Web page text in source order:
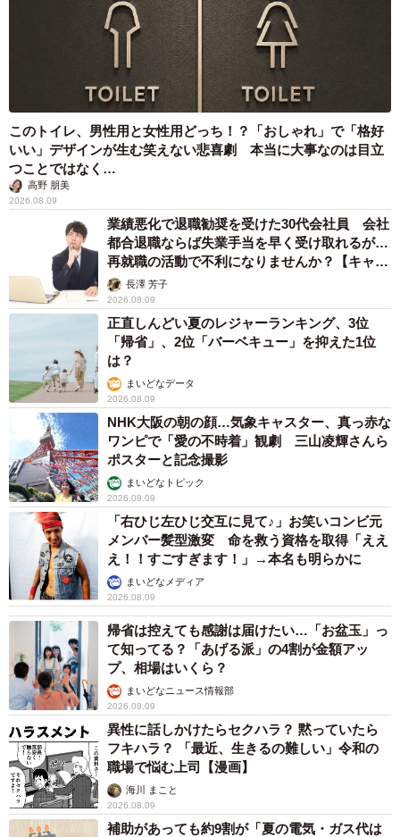
このトイレ、男性用と女性用どっち！？「おしゃれ」で「格好
いい」デザインが生む笑えない悲喜劇 本当に大事なのは目立
つことではなく…
高野 朋美
2026.08.09
業績悪化で退職勧奨を受けた30代会社員 会社
都合退職ならば失業手当を早く受け取れるが…
再就職の活動で不利になりませんか？【キャリ
アカウンセラーが解説】
長澤 芳子
2026.08.09
正直しんどい夏のレジャーランキング、3位
「帰省」、2位「バーベキュー」を抑えた1位
は？
まいどなデータ
2026.08.09
NHK大阪の朝の顔…気象キャスター、真っ赤な
ワンピで「愛の不時着」観劇 三山凌輝さんら
ポスターと記念撮影
まいどなトピック
2026.08.09
「右ひじ左ひじ交互に見て♪」お笑いコンビ元
メンバー髪型激変 命を救う資格を取得「ええ
え！！すごすぎます！」→本名も明らかに
まいどなメディア
2026.08.09
帰省は控えても感謝は届けたい…「お盆玉」っ
て知ってる？「あげる派」の4割が金額アッ
プ、相場はいくら？
まいどなニュース情報部
2026.08.09
異性に話しかけたらセクハラ？ 黙っていたら
フキハラ？ 「最近、生きるの難しい」令和の
職場で悩む上司【漫画】
海川 まこと
2026.08.09
補助があっても約9割が「夏の電気・ガス代は